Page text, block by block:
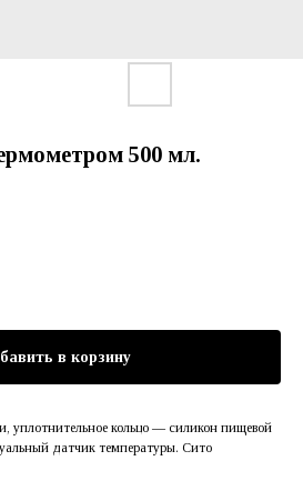
500 мл.
в корзину
уплотнительное кольцо — силикон пищевой
датчик температуры. Сито